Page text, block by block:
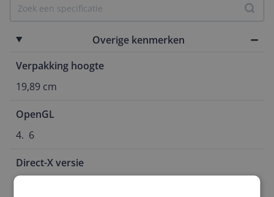
Overige kenmerken
Verpakking hoogte
19,89 cm
OpenGL
4.  6
Direct-X versie